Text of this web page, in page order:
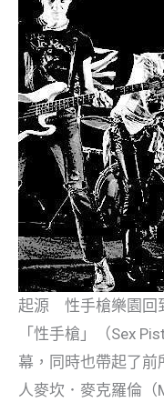
起源 性手槍樂園回
「性手槍」（Sex
幕，同時也帶起了
人麥坎．麥克羅倫